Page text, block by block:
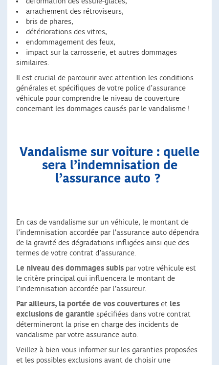
arrachement des rétroviseurs,
bris de phares,
détériorations des vitres,
endommagement des feux,
impact sur la carrosserie, et autres dommages
similaires.
Il est crucial de parcourir avec attention les conditions
générales et spécifiques de votre police d’assurance
véhicule pour comprendre le niveau de couverture
concernant les dommages causés par le vandalisme !
Vandalisme sur voiture : quelle
sera l’indemnisation de
l’assurance auto ?
En cas de vandalisme sur un véhicule, le montant de
l’indemnisation accordée par l’assurance auto dépendra
de la gravité des dégradations infligées ainsi que des
termes de votre contrat d’assurance.
Le niveau des dommages subis par votre véhicule est
le critère principal qui influencera le montant de
l’indemnisation accordée par l’assureur.
Par ailleurs, la portée de vos couvertures et les
exclusions de garantie spécifiées dans votre contrat
détermineront la prise en charge des incidents de
vandalisme par votre assurance auto.
Veillez à bien vous informer sur les garanties proposées
et les possibles exclusions avant de choisir une